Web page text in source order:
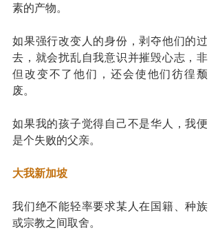
素的产物。
如果强行改变人的身份，剥夺他们的过
去，就会扰乱自我意识并摧毁心志，非
但改变不了他们，还会使他们彷徨颓
废。
如果我的孩子觉得自己不是华人，我便
是个失败的父亲。
大我新加坡
我们绝不能轻率要求某人在国籍、种族
或宗教之间取舍。